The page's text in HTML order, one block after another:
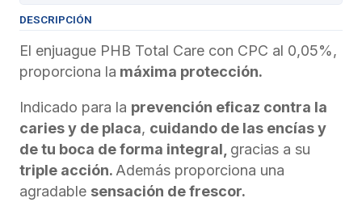
DESCRIPCIÓN
El enjuague PHB Total Care con CPC al 0,05%,
proporciona la máxima protección.
Indicado para la prevención eficaz contra la
caries y de placa, cuidando de las encías y
de tu boca de forma integral, gracias a su
triple acción. Además proporciona una
agradable sensación de frescor.